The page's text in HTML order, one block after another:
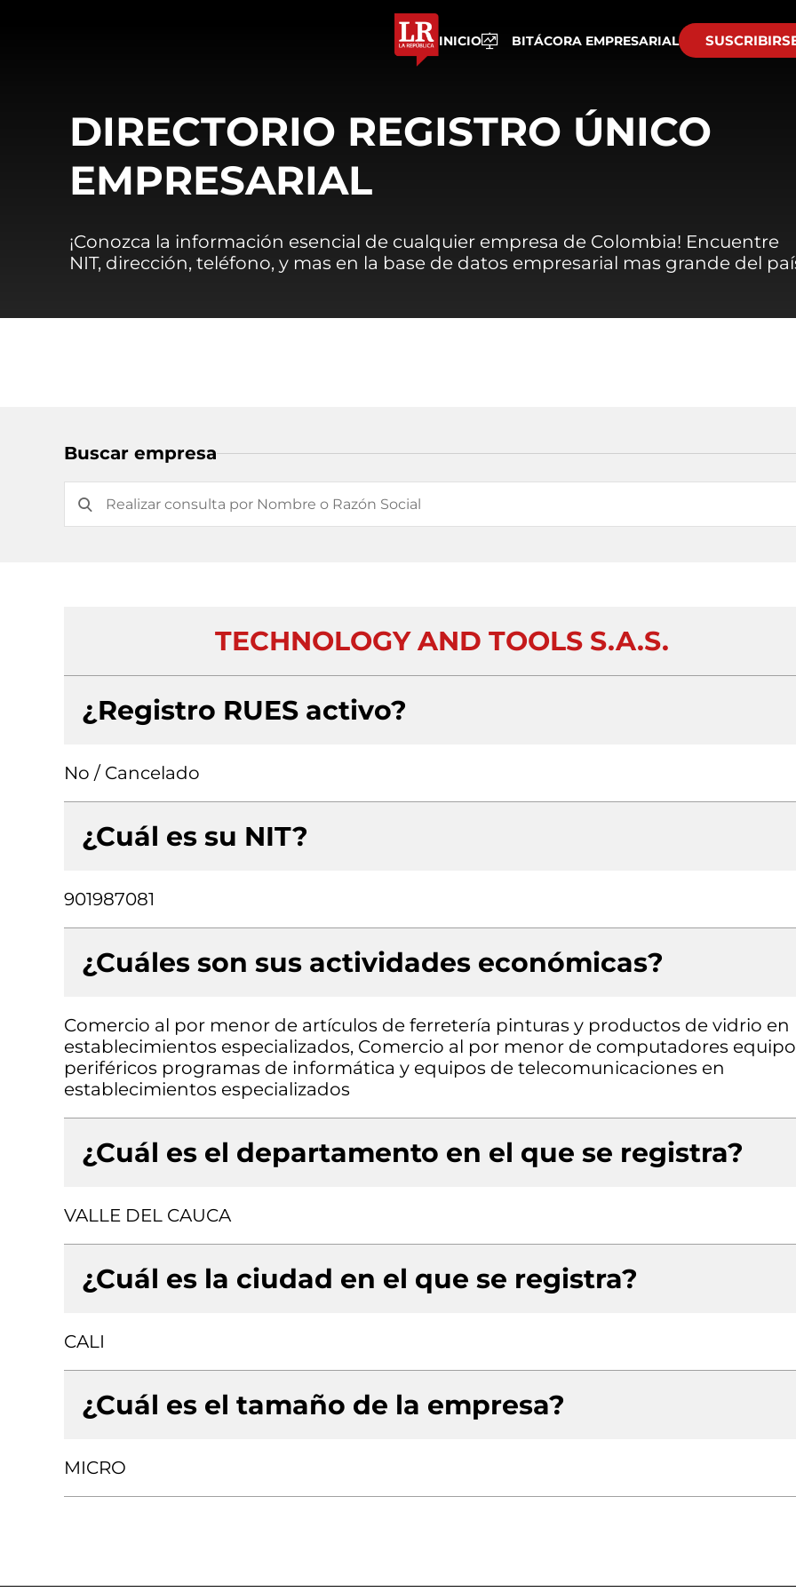
INICIO BITÁCORA EMPRESARIAL
DIRECTORIO REGISTRO ÚNICO
EMPRESARIAL
¡Conozca la información esencial de cualquier empresa de Colombia! Encuentre
NIT, dirección, teléfono, y mas en la base de datos empresarial mas grande del
Buscar empresa
TECHNOLOGY AND TOOLS S.A.S.
¿Registro RUES activo?
No / Cancelado
¿Cuál es su NIT?
901987081
¿Cuáles son sus actividades económicas?
Comercio al por menor de artículos de ferretería pinturas y productos de vidrio en
establecimientos especializados, Comercio al por menor de computadores
periféricos programas de informática y equipos de telecomunicaciones en
establecimientos especializados
¿Cuál es el departamento en el que se registra?
VALLE DEL CAUCA
¿Cuál es la ciudad en el que se registra?
CALI
¿Cuál es el tamaño de la empresa?
MICRO